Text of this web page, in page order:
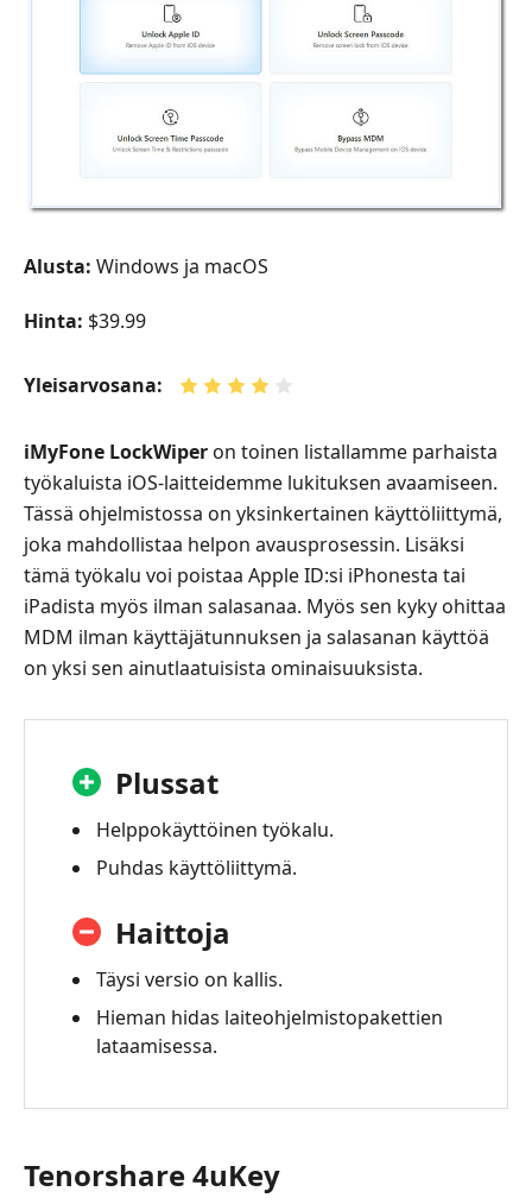
Alusta: Windows ja macOS
Hinta: $39.99
Yleisarvosana:
iMyFone LockWiper on toinen listallamme parhaista
työkaluista iOS‑laitteidemme lukituksen avaamiseen.
Tässä ohjelmistossa on yksinkertainen käyttöliittymä,
joka mahdollistaa helpon avausprosessin. Lisäksi
tämä työkalu voi poistaa Apple ID:si iPhonesta tai
iPadista myös ilman salasanaa. Myös sen kyky ohittaa
MDM ilman käyttäjätunnuksen ja salasanan käyttöä
on yksi sen ainutlaatuisista ominaisuuksista.
Plussat
Helppokäyttöinen työkalu.
Puhdas käyttöliittymä.
Haittoja
Täysi versio on kallis.
Hieman hidas laiteohjelmistopakettien
lataamisessa.
Tenorshare 4uKey